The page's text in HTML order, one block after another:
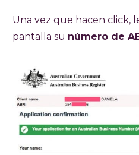
Una vez que hacen click,
pantalla su número de